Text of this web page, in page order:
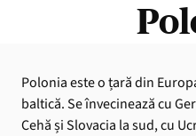
Polonia este o țară din
baltică. Se învecinează cu
Cehă și Slovacia la sud, cu